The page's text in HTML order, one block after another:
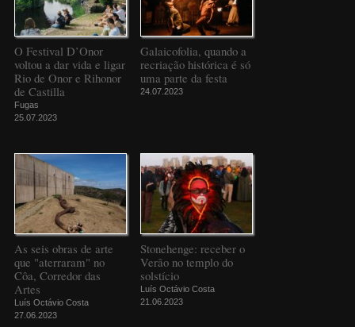
O Festival D’Onor
voltou a dar vida e ligar
Rio de Onor e Rihonor
de Castilla
Fugas
25.07.2023
Galaicofolia, quando a
recriação histórica é só
uma parte da festa
24.07.2023
As seis obras de arte
que "aterraram" no
Côa, Corredor das
Artes
Luís Octávio Costa
27.06.2023
Stonehenge: receber o
Verão no templo do
solstício
Luís Octávio Costa
21.06.2023